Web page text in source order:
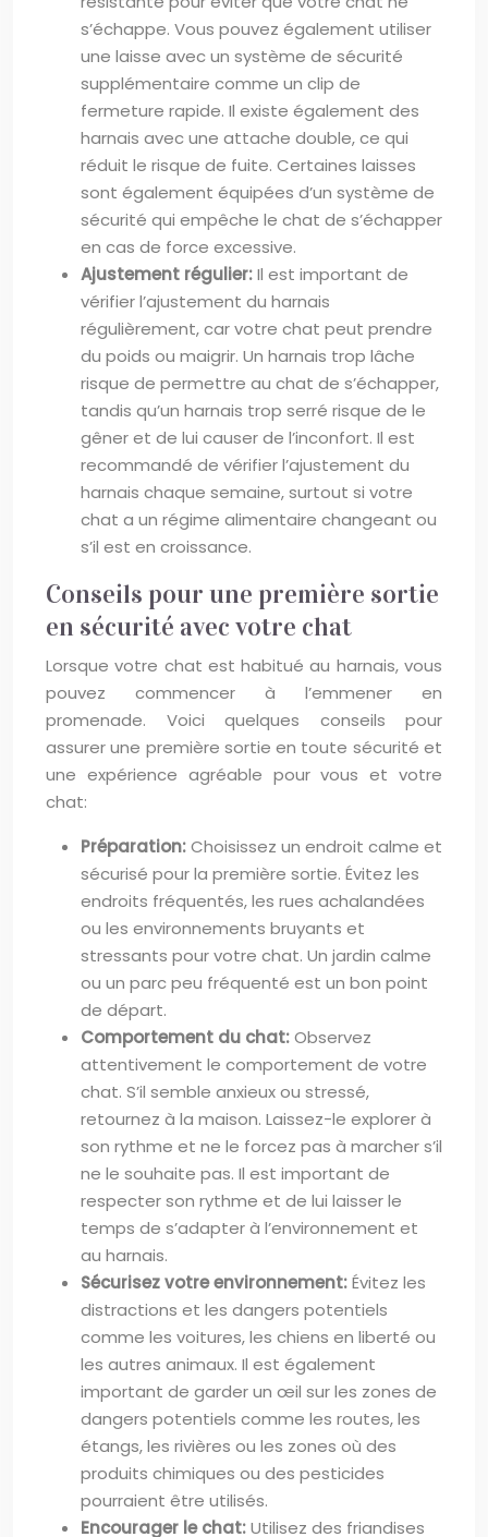
s’échappe. Vous pouvez également utiliser
une laisse avec un système de sécurité
supplémentaire comme un clip de
fermeture rapide. Il existe également des
harnais avec une attache double, ce qui
réduit le risque de fuite. Certaines laisses
sont également équipées d’un système de
sécurité qui empêche le chat de s’échapper
en cas de force excessive.
Ajustement régulier:Il est important de
vérifier l’ajustement du harnais
régulièrement, car votre chat peut prendre
du poids ou maigrir. Un harnais trop lâche
risque de permettre au chat de s’échapper,
tandis qu’un harnais trop serré risque de le
gêner et de lui causer de l’inconfort. Il est
recommandé de vérifier l’ajustement du
harnais chaque semaine, surtout si votre
chat a un régime alimentaire changeant ou
s’il est en croissance.
Conseils pour une première sortie
en sécurité avec votre chat
Lorsque votre chat est habitué au harnais, vous
pouvez commencer à l’emmener en
promenade. Voici quelques conseils pour
assurer une première sortie en toute sécurité et
une expérience agréable pour vous et votre
chat:
Préparation:Choisissez un endroit calme et
sécurisé pour la première sortie. Évitez les
endroits fréquentés, les rues achalandées
ou les environnements bruyants et
stressants pour votre chat. Un jardin calme
ou un parc peu fréquenté est un bon point
de départ.
Comportement du chat:Observez
attentivement le comportement de votre
chat. S’il semble anxieux ou stressé,
retournez à la maison. Laissez-le explorer à
son rythme et ne le forcez pas à marcher s’il
ne le souhaite pas. Il est important de
respecter son rythme et de lui laisser le
temps de s’adapter à l’environnement et
au harnais.
Sécurisez votre environnement:Évitez les
distractions et les dangers potentiels
comme les voitures, les chiens en liberté ou
les autres animaux. Il est également
important de garder un œil sur les zones de
dangers potentiels comme les routes, les
étangs, les rivières ou les zones où des
produits chimiques ou des pesticides
pourraient être utilisés.
Encourager le chat:Utilisez des friandises